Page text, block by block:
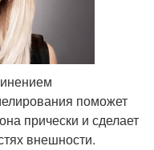
поможет
прически и сделает
внешности.